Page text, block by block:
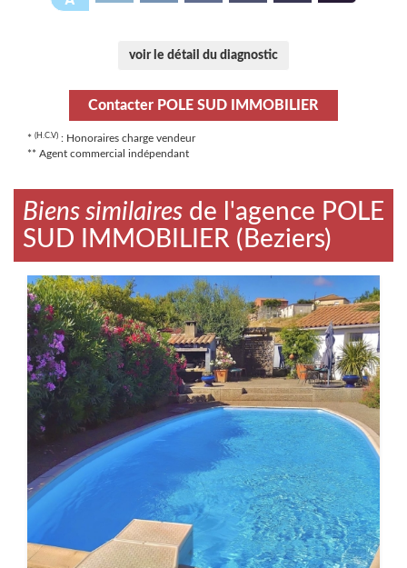
voir le détail du diagnostic
Contacter POLE SUD IMMOBILIER
* (H.C.V) : Honoraires charge vendeur
** Agent commercial indépendant
Biens similaires de l'agence POLE
SUD IMMOBILIER (Beziers)
Maison / Villa